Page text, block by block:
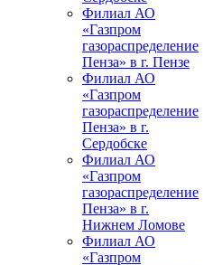
Филиал АО
«Газпром
газораспределение
Пенза» в г. Пензе
Филиал АО
«Газпром
газораспределение
Пенза» в г.
Сердобске
Филиал АО
«Газпром
газораспределение
Пенза» в г.
Нижнем Ломове
Филиал АО
«Газпром